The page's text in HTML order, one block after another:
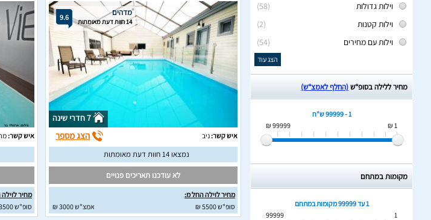
(58)
וילות גדולות
(2)
וילות קטנות
(54)
וילות עם מחירים
הצג עוד
מחיר ללילה בסופ“ש(החלף לאמצ“ש)
1 - 99999 ש"ח
1 ₪
99999 ₪
מקומות במתחם
1 עד 99999
מקומות במתחם
1
99999
9.6 מדהים
14 חוות דעת מאומתות
7 חדרי שינה
איש קשר:ניב הצג מספר
נמצאו 14 חוות דעת מאומתות
לא עודכנו תאריכים פנויים
מחיר לוילה החל מ:
סופ"ש 5500 ₪
אמצ"ש 3000 ₪
איש קשר:
מחיר
סופ"ש 3500 ₪